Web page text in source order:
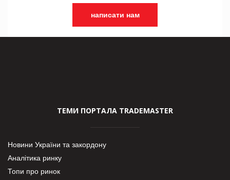
написати нам
ТЕМИ ПОРТАЛА TRADEMASTER
Новини України та закордону
Аналітика ринку
Топи про ринок